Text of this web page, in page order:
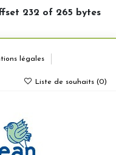
232 of 265 bytes
légales
Liste de souhaits (0)